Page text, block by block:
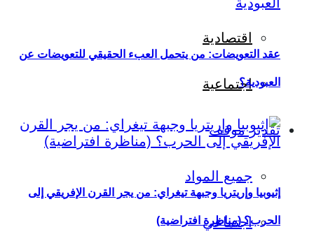
اقتصادية
اجتماعية
تقدير موقف
جميع المواد
اجتماعي
عقد التعويضات: من يتحمل العبء الحقيقي للتعويضات عن
العبودية؟
إثيوبيا وإريتريا وجبهة تيغراي: من يجر القرن الإفريقي إلى
الحرب؟ (مناظرة افتراضية)